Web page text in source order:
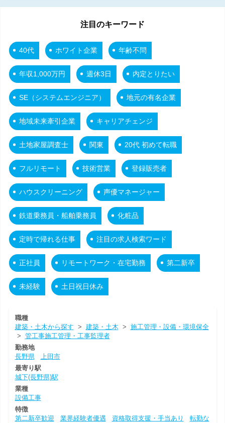
注目のキーワード
40代 ホワイト企業 年齢不問
年収1,000万円 週休3日 内定とりたい
SE（システムエンジニア） 地元の有名企業
地域未来牽引企業 キャリアチェンジ
土地家屋調査士 関東 20代 初めて転職
フルリモート 技術営業 登録販売者
ハウスクリーニング 声優マネージャー
鉄道乗務員・船舶乗務員 化粧品
定時で帰れる仕事 注目の求人検索ワード
正社員 リモートワーク・在宅勤務 第二新卒
未経験 土日祝日休み
職種
建築・土木から探す > 建築・土木 > 施工管理・設備・環境保全
> 管工事施工管理・工事監理者
勤務地
長野県
上田市
最寄り駅
城下(長野県)駅
業種
設備工事
特徴
第二新卒歓迎
業界経験者優遇 資格取得支援・手当あり 転勤な